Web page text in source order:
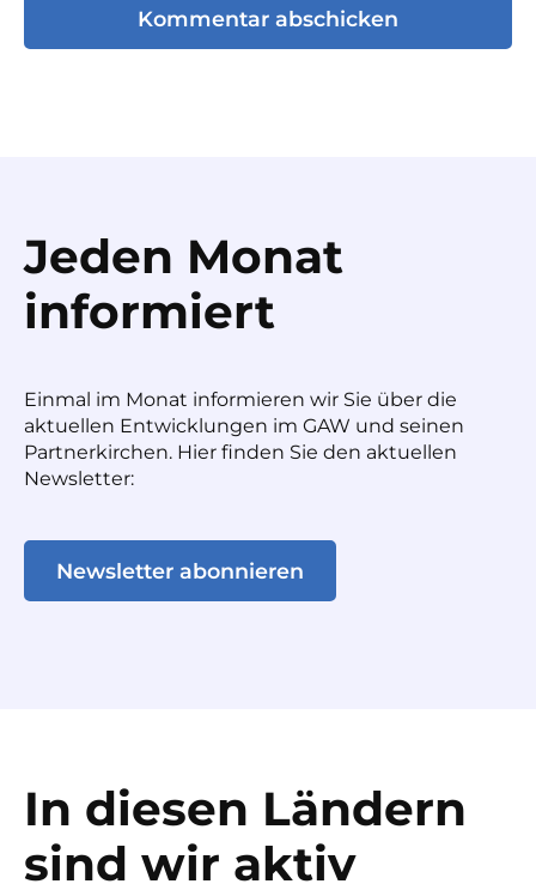
Jeden Monat
informiert
Einmal im Monat informieren wir Sie über die
aktuellen Entwicklungen im GAW und seinen
Partnerkirchen. Hier finden Sie den aktuellen
Newsletter:
Newsletter abonnieren
In diesen Ländern
sind wir aktiv